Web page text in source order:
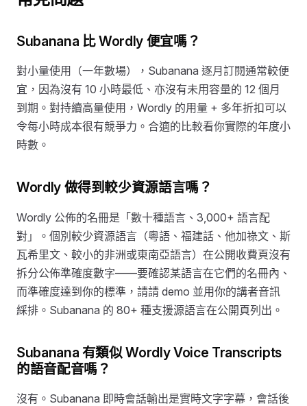
Subanana 比 Wordly 便宜嗎？
對小量使用（一年數場），Subanana 逐月訂閱通常較便
宜，因為沒有 10 小時最低、亦沒有未用容量的 12 個月
到期。對持續高量使用，Wordly 的用量 + 多年折扣可以
令每小時成本很有競爭力。合適的比較看你實際的年度小
時數。
Wordly 做得到較少資源語言嗎？
Wordly 公佈的名冊是「數十種語言、3,000+ 語言配
對」。個別較少資源語言（粵語、福建話、他加祿文、斯
瓦希里文、較小的非洲或東南亞語言）在公開收費頁沒有
拆分公佈準確度數字——要確認某語言在它們的名冊內、
而準確度達到你的標準，請請 demo 並用你的講者音訊
綵排。Subanana 的 80+ 種支援源語言在公開頁列出。
Subanana 有類似 Wordly Voice Transcripts
的語音配音嗎？
沒有。Subanana 即時會話輸出是實時文字字幕，會話後